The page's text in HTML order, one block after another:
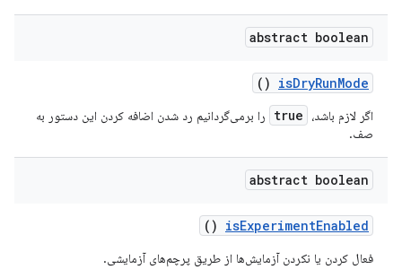
abstract boolean
isDryRunMode
()
اگر لازم باشد، true را برمی‌گردانیم رد شدن اضافه کردن این دستور به
صف.
abstract boolean
isExperimentEnabled
()
فعال کردن یا نکردن آزمایش‌ها از طریق پرچم‌های آزمایشی.